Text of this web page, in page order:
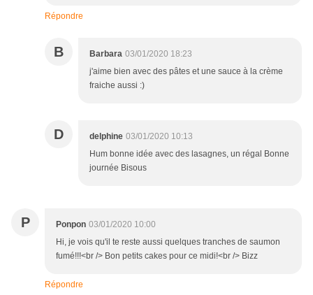
Répondre
B Barbara 03/01/2020 18:23
j'aime bien avec des pâtes et une sauce à la crème
fraiche aussi :)
D delphine 03/01/2020 10:13
Hum bonne idée avec des lasagnes, un régal Bonne
journée Bisous
P Ponpon 03/01/2020 10:00
Hi, je vois qu'il te reste aussi quelques tranches de saumon
fumé!!!<br /> Bon petits cakes pour ce midi!<br /> Bizz
Répondre